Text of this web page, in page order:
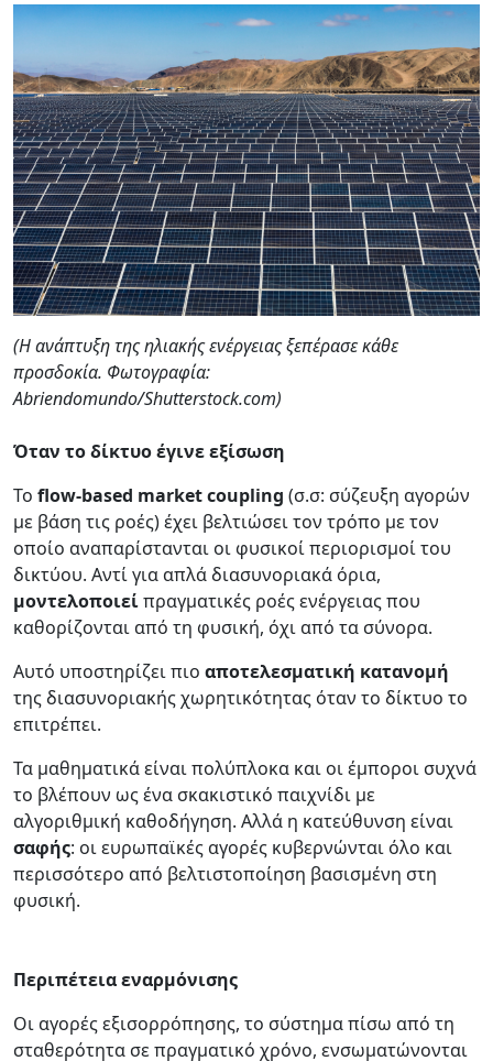
(Η ανάπτυξη της ηλιακής ενέργειας ξεπέρασε κάθε
προσδοκία. Φωτογραφία:
Abriendomundo/Shutterstock.com)
Όταν το δίκτυο έγινε εξίσωση
Το flow-based market coupling (σ.σ: σύζευξη αγορών
με βάση τις ροές) έχει βελτιώσει τον τρόπο με τον
οποίο αναπαρίστανται οι φυσικοί περιορισμοί του
δικτύου. Αντί για απλά διασυνοριακά όρια,
μοντελοποιείπραγματικές ροές ενέργειας που
καθορίζονται από τη φυσική, όχι από τα σύνορα.
Αυτό υποστηρίζει πιο αποτελεσματική κατανομή
της διασυνοριακής χωρητικότητας όταν το δίκτυο το
επιτρέπει.
Τα μαθηματικά είναι πολύπλοκα και οι έμποροι συχνά
το βλέπουν ως ένα σκακιστικό παιχνίδι με
αλγοριθμική καθοδήγηση. Αλλά η κατεύθυνση είναι
σαφής: οι ευρωπαϊκές αγορές κυβερνώνται όλο και
περισσότερο από βελτιστοποίηση βασισμένη στη
φυσική.
Περιπέτεια εναρμόνισης
Οι αγορές εξισορρόπησης, το σύστημα πίσω από τη
σταθερότητα σε πραγματικό χρόνο, ενσωματώνονται